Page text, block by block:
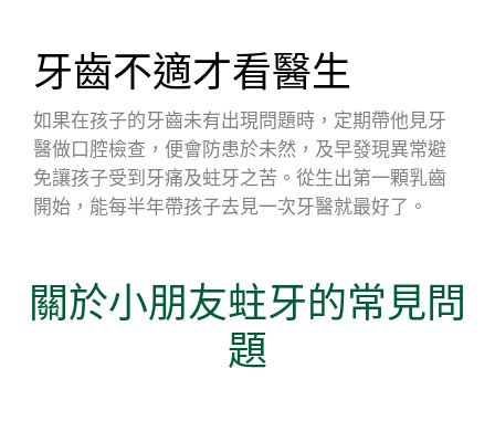
牙齒不適才看醫生
如果在孩子的牙齒未有出現問題時，定期帶他見牙
醫做口腔檢查，便會防患於未然，及早發現異常避
免讓孩子受到牙痛及蛀牙之苦。從生出第一顆乳齒
開始，能每半年帶孩子去見一次牙醫就最好了。
關於小朋友蛀牙的常見問
題